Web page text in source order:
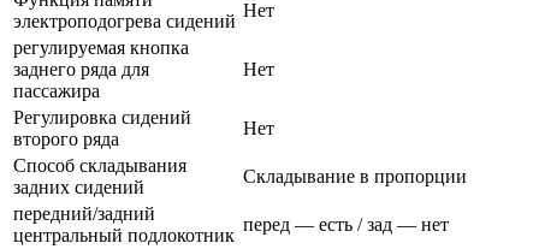
электроподогрева сидений
Нет
регулируемая кнопка
заднего ряда для
пассажира
Нет
Регулировка сидений
второго ряда
Нет
Способ складывания
задних сидений
Складывание в пропорции
передний/задний
центральный подлокотник
перед — есть / зад — нет